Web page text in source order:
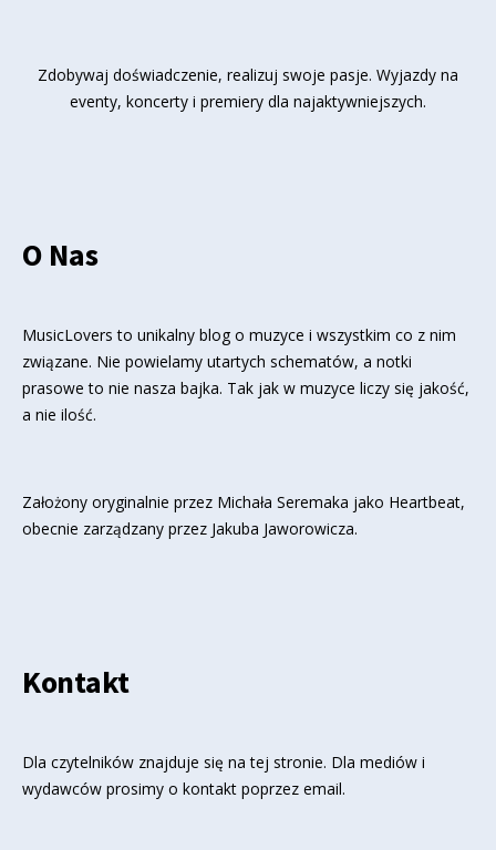
Zdobywaj doświadczenie, realizuj swoje pasje. Wyjazdy na
eventy, koncerty i premiery dla najaktywniejszych.
O Nas
MusicLovers to unikalny blog o muzyce i wszystkim co z nim
związane. Nie powielamy utartych schematów, a notki
prasowe to nie nasza bajka. Tak jak w muzyce liczy się jakość,
a nie ilość.
Założony oryginalnie przez Michała Seremaka jako Heartbeat,
obecnie zarządzany przez Jakuba Jaworowicza.
Kontakt
Dla czytelników znajduje się na tej stronie. Dla mediów i
wydawców prosimy o kontakt poprzez email.